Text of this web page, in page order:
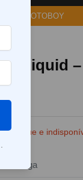
VIA MOTOBOY
e-Liquid –
estoque e
entrega